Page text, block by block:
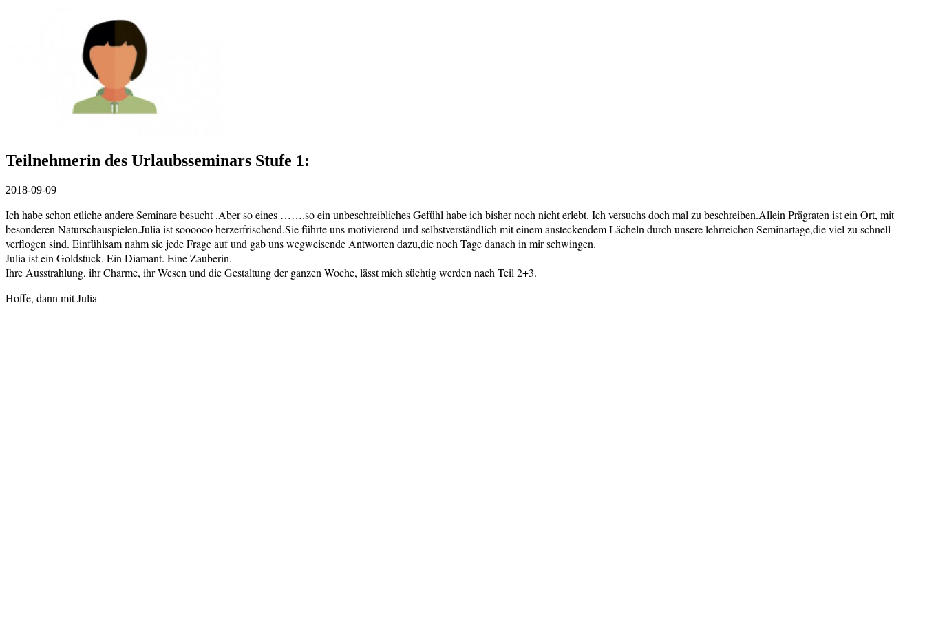
Teilnehmerin des Urlaubsseminars Stufe 1:
2018-09-09
Ich habe schon etliche andere Seminare besucht .Aber so eines …….so ein unbeschreibliches Gefühl habe ich bisher noch nicht erlebt. Ich versuchs doch mal zu beschreiben.Allein Prägraten ist ein Ort, mit
besonderen Naturschauspielen.Julia ist soooooo herzerfrischend.Sie führte uns motivierend und selbstverständlich mit einem ansteckendem Lächeln durch unsere lehrreichen Seminartage,die viel zu schnell
verflogen sind. Einfühlsam nahm sie jede Frage auf und gab uns wegweisende Antworten dazu,die noch Tage danach in mir schwingen.
Julia ist ein Goldstück. Ein Diamant. Eine Zauberin.
Ihre Ausstrahlung, ihr Charme, ihr Wesen und die Gestaltung der ganzen Woche, lässt mich süchtig werden nach Teil 2+3.
Hoffe, dann mit Julia